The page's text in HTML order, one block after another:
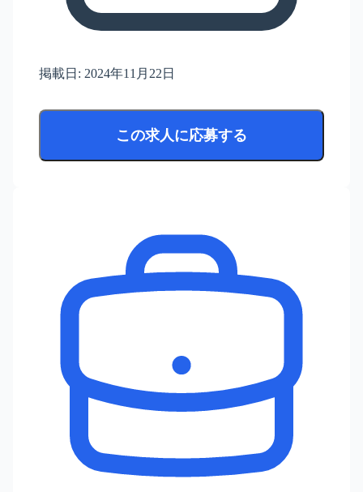
掲載日: 2024年11月22日
この求人に応募する